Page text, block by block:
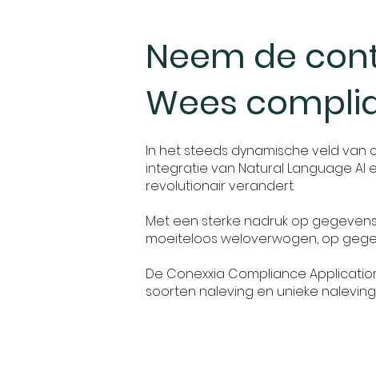
Neem de
Wees
In het steeds dynamische veld
integratie van Natural Language
revolutionair verandert.
Met een sterke nadruk op
moeiteloos weloverwogen, op
De Conexxia Compliance
soorten naleving en unieke